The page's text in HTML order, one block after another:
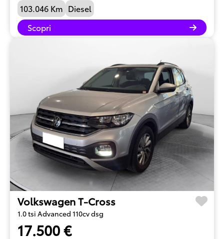
103.046 Km Diesel
Scopri
Volkswagen T-Cross
1.0 tsi Advanced 110cv dsg
17.500 €